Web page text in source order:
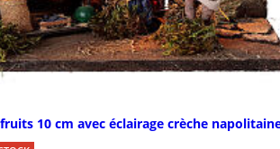
10 cm avec éclairage crèche